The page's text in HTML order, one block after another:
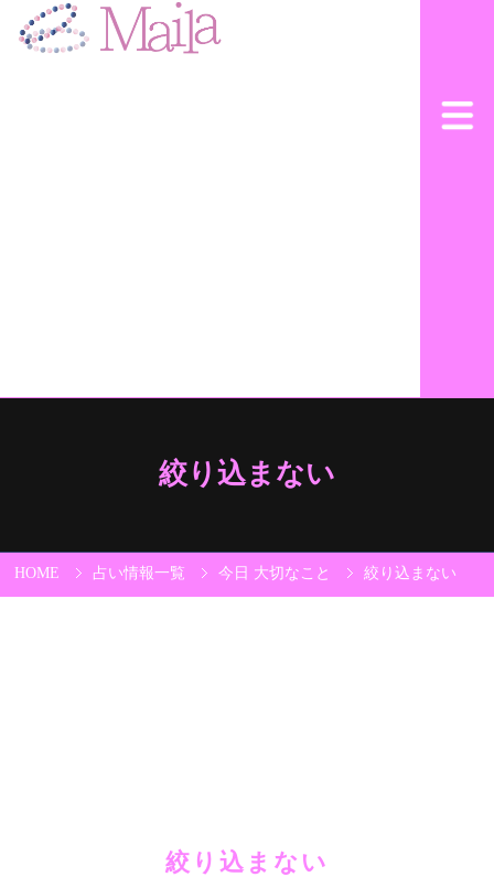
絞り込まない
HOME 占い情報一覧 今日 大切なこと 絞り込まない
絞り込まない